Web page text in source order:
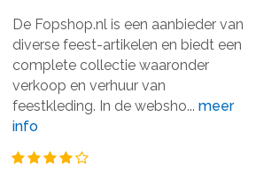
De Fopshop.nl is een aanbieder van
diverse feest-artikelen en biedt een
complete collectie waaronder
verkoop en verhuur van
feestkleding. In de websho...meer
info